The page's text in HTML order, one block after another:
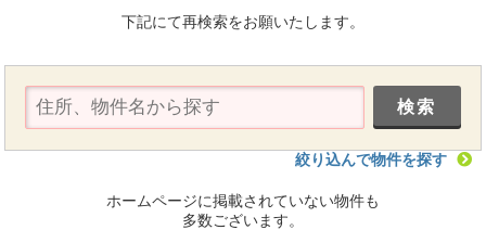
下記にて再検索をお願いたします。
絞り込んで物件を探す
ホームページに掲載されていない物件も
多数ございます。